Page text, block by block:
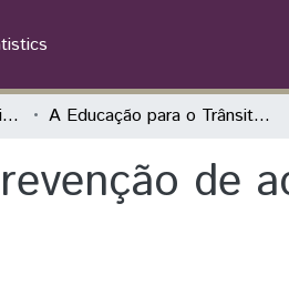
TCC - Geografia - Licenciatura A Educação para o Trânsito como prevenção de acidentes na cidade de Foz do Iguaçu - PR
de